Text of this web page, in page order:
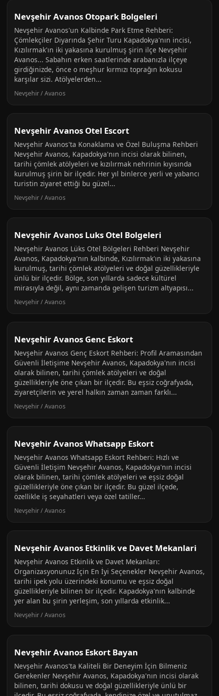
Nevşehir Avanos Otopark Bolgeleri
Nevşehir Avanos'un Kalbinde Park Etme Rehberi:
Çömlekçiler Diyarında Şehir Turu Kapadokya'nın incisi,
Kızılırmak'ın iki yakasına kurulmuş şirin ilçe Nevşehir
Avanos... Sabahın erken saatlerinde arabanızla ilçeye
girdiğinizde, önce o meşhur kırmızı toprağın kokusu
karşılar sizi. Atölyelerden...
Nevşehir / Avanos
Nevşehir Avanos Otel Escort
Nevşehir Avanos'ta Konaklama ve Özel Buluşma Rehberi
Nevşehir Avanos, Kapadokya'nın incisi olarak bilinen,
tarihi çömlek atölyeleri ve kızılırmak nehrinin kıyısında
kurulmuş şirin bir ilçedir. Her yıl binlerce yerli ve yabancı
turistin ziyaret ettiği bu güzel...
Nevşehir / Avanos
Nevşehir Avanos Luks Otel Bolgeleri
Nevşehir Avanos Lüks Otel Bölgeleri Rehberi Nevşehir
Avanos, Kapadokya'nın kalbinde, Kızılırmak'ın iki yakasına
kurulmuş, tarihi çömlek atölyeleri ve doğal güzellikleriyle
ünlü bir ilçedir. Bölge, son yıllarda sadece kültürel
mirasıyla değil, aynı zamanda gelişen turizm altyapısı...
Nevşehir / Avanos
Nevşehir Avanos Genc Eskort
Nevşehir Avanos Genç Eskort Rehberi: Profil Aramasından
Güvenli İletişime Nevşehir Avanos, Kapadokya'nın incisi
olarak bilinen, tarihi çömlek atölyeleri ve doğal
güzellikleriyle öne çıkan bir ilçedir. Bu eşsiz coğrafyada,
ziyaretçilerin ve yerel halkın zaman zaman farklı...
Nevşehir / Avanos
Nevşehir Avanos Whatsapp Eskort
Nevşehir Avanos Whatsapp Eskort Rehberi: Hızlı ve
Güvenli İletişim Nevşehir Avanos, Kapadokya'nın incisi
olarak bilinen, tarihi çömlek atölyeleri ve eşsiz doğal
güzellikleriyle öne çıkan bir ilçedir. Bu güzel ilçede,
özellikle iş seyahatleri veya özel tatiller...
Nevşehir / Avanos
Nevşehir Avanos Etkinlik ve Davet Mekanlari
Nevşehir Avanos Etkinlik ve Davet Mekanları:
Organizasyonunuz İçin En İyi Seçenekler Nevşehir Avanos,
tarihi ipek yolu üzerindeki konumu ve eşsiz doğal
güzellikleriyle bilinen bir ilçedir. Kapadokya'nın kalbinde
yer alan bu şirin yerleşim, son yıllarda etkinlik...
Nevşehir / Avanos
Nevşehir Avanos Eskort Bayan
Nevşehir Avanos'ta Kaliteli Bir Deneyim İçin Bilmeniz
Gerekenler Nevşehir Avanos, Kapadokya'nın incisi olarak
bilinen, tarihi dokusu ve doğal güzellikleriyle ünlü bir